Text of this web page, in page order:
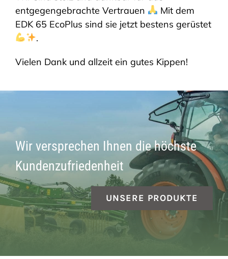
entgegengebrachte Vertrauen
Mit dem
EDK 65 EcoPlus sind sie jetzt bestens gerüstet
.
Vielen Dank und allzeit ein gutes Kippen!
Wir versprechen Ihnen die höchste
Kundenzufriedenheit
UNSERE PRODUKTE